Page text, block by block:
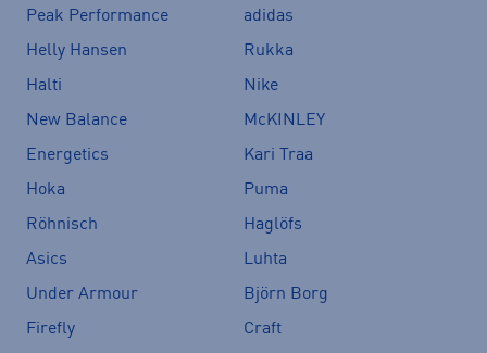
Peak Performance
adidas
Helly Hansen
Rukka
Halti
Nike
New Balance
McKINLEY
Energetics
Kari Traa
Hoka
Puma
Röhnisch
Haglöfs
Asics
Luhta
Under Armour
Björn Borg
Firefly
Craft